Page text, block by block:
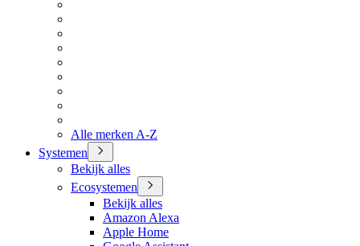
Alle merken A-Z
Systemen
Bekijk alles
Ecosystemen
Bekijk alles
Amazon Alexa
Apple Home